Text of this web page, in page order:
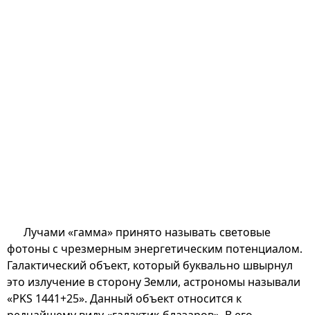
Лучами «гамма» принято называть световые
фотоны с чрезмерным энергетическим потенциалом.
Галактический объект, который буквально швырнул
это излучение в сторону Земли, астрономы называли
«PKS 1441+25». Данный объект относится к